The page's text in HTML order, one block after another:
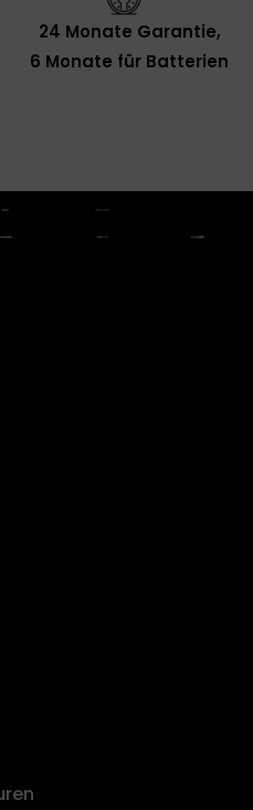
24 Monate Garantie,
6 Monate für Batterien